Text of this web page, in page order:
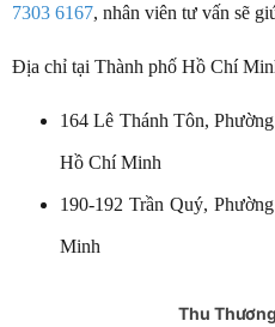
7303 6167, nhân viên tư vấn sẽ
Địa chỉ tại Thành phố Hồ Chí
164 Lê Thánh Tôn,
Hồ Chí Minh
190-192 Trần Quý,
Minh
Thu Thương